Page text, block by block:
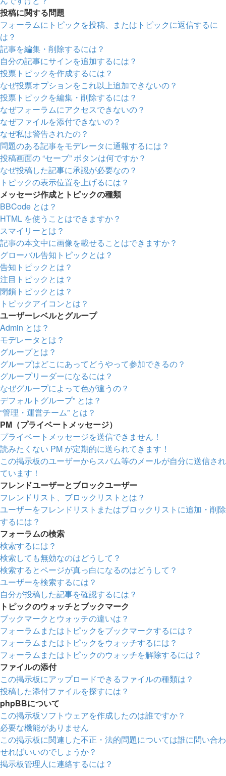
投稿に関する問題
フォーラムにトピックを投稿、またはトピックに返信するに
は？
記事を編集・削除するには？
自分の記事にサインを追加するには？
投票トピックを作成するには？
なぜ投票オプションをこれ以上追加できないの？
投票トピックを編集・削除するには？
なぜフォーラムにアクセスできないの？
なぜファイルを添付できないの？
なぜ私は警告されたの？
問題のある記事をモデレータに通報するには？
投稿画面の “セーブ” ボタンは何ですか？
なぜ投稿した記事に承認が必要なの？
トピックの表示位置を上げるには？
メッセージ作成とトピックの種類
BBCode とは？
HTML を使うことはできますか？
スマイリーとは？
記事の本文中に画像を載せることはできますか？
グローバル告知トピックとは？
告知トピックとは？
注目トピックとは？
閉鎖トピックとは？
トピックアイコンとは？
ユーザーレベルとグループ
Admin とは？
モデレータとは？
グループとは？
グループはどこにあってどうやって参加できるの？
グループリーダーになるには？
なぜグループによって色が違うの？
デフォルトグループ” とは？
“管理・運営チーム” とは？
PM（プライベートメッセージ）
プライベートメッセージを送信できません！
読みたくない PM が定期的に送られてきます！
この掲示板のユーザーからスパム等のメールが自分に送信され
ています！
フレンドユーザーとブロックユーザー
フレンドリスト、ブロックリストとは？
ユーザーをフレンドリストまたはブロックリストに追加・削除
するには？
フォーラムの検索
検索するには？
検索しても無効なのはどうして？
検索するとページが真っ白になるのはどうして？
ユーザーを検索するには？
自分が投稿した記事を確認するには？
トピックのウォッチとブックマーク
ブックマークとウォッチの違いは？
フォーラムまたはトピックをブックマークするには？
フォーラムまたはトピックをウォッチするには？
フォーラムまたはトピックのウォッチを解除するには？
ファイルの添付
この掲示板にアップロードできるファイルの種類は？
投稿した添付ファイルを探すには？
phpBBについて
この掲示板ソフトウェアを作成したのは誰ですか？
必要な機能がありません
この掲示板に関連した不正・法的問題については誰に問い合わ
せればいいのでしょうか？
掲示板管理人に連絡するには？